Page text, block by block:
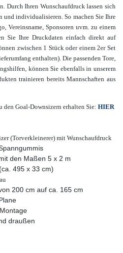
Ihren Wunschaufdruck lassen sich
und individualisieren. So machen Sie Ihre
Vereinsname, Sponsoren uvm. zu einem
Sie Ihre Druckdaten einfach direkt auf
zwischen 1 Stück oder einem 2er Set
enthalten). Die passenden Tore,
können Sie ebenfalls in unserem
trainieren bereits Mannschaften aus
Goal-Downsizern erhalten Sie: HIER
(Torverkleinerer) mit Wunschaufdruck
den Maßen 5 x 2 m
495 x 33 cm)
200 cm auf ca. 165 cm
draußen